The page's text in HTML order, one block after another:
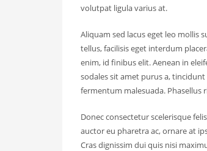
volutpat ligula varius at.
Aliquam sed lacus eget leo mollis
tellus, facilisis eget interdum
enim, id finibus elit. Aenean in
sodales sit amet purus a,
fermentum malesuada. Phasellus
Donec consectetur scelerisque
auctor eu pharetra ac, ornare at
Cras dignissim dui quis nisi